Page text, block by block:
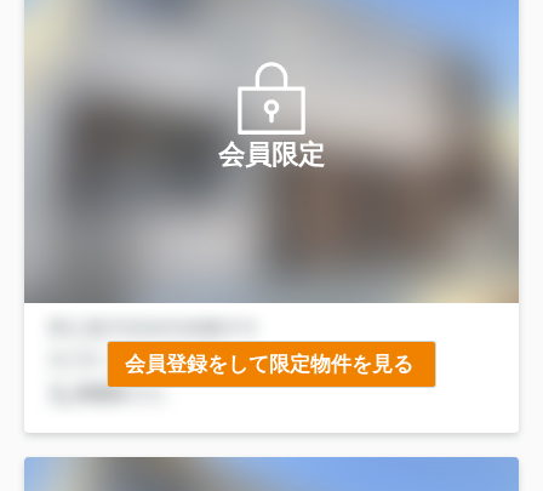
会員限定
会員登録をして限定物件を見る